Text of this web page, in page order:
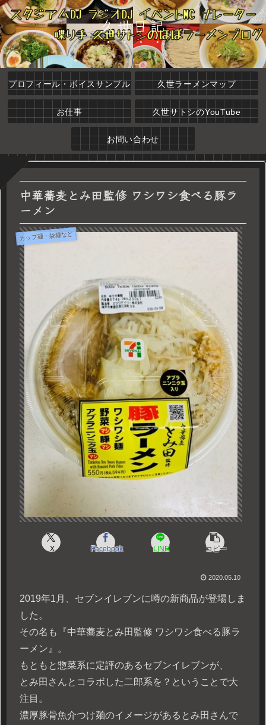
久世日記
プロフィール・ボイスサンプル 久世ラーメンマップ
お仕事 久世サトシのYouTube
お問い合わせ
中華蕎麦とみ田監修 ワシワシ食べる豚ラ
ーメン
カップ麺・袋麺など
X Facebook LINE コピー
2020.05.10
2019年1月、セブンイレブンに噂の新商品が登場しま
した。
その名も『中華蕎麦とみ田監修 ワシワシ食べる豚ラ
ーメン』。
もともと惣菜系に定評のあるセブンイレブンが、
とみ田さんとコラボした二郎系を？ということで大
注目。
濃厚豚骨魚介つけ麺のイメージがあるとみ田さんで